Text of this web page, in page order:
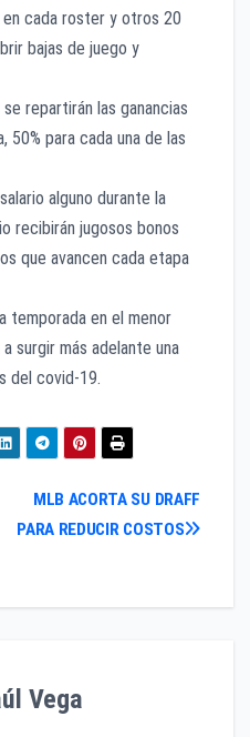
cada roster y otros 20
bajas de juego y
repartirán las ganancias
50% para cada una de las
alguno durante la
recibirán jugosos bonos
que avancen cada etapa
temporada en el menor
surgir más adelante una
del covid-19.
MLB ACORTA SU DRAFF
PARA REDUCIR COSTOS
Vega